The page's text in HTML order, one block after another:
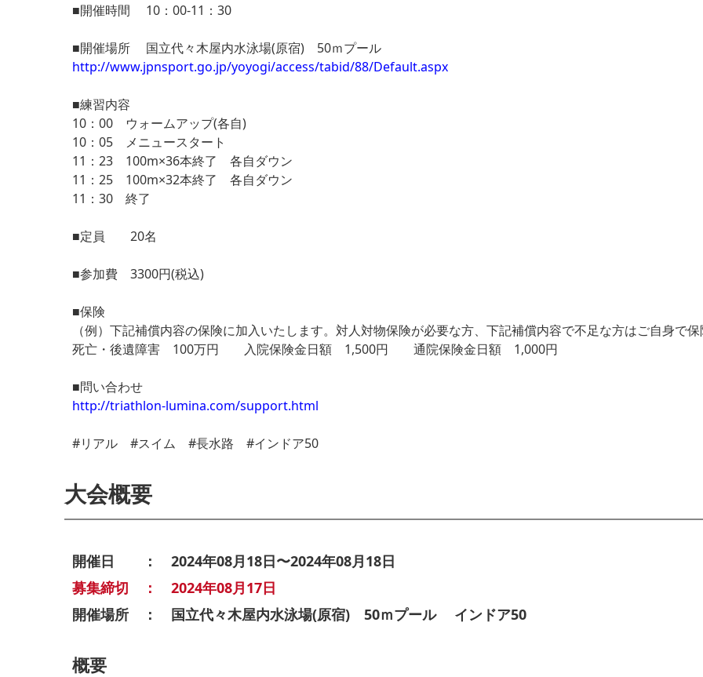
■開催時間 10：00-11：30
■開催場所 国立代々木屋内水泳場(原宿) 50ｍプール
http://www.jpnsport.go.jp/yoyogi/access/tabid/88/Default.aspx
■練習内容
10：00 ウォームアップ(各自)
10：05 メニュースタート
11：23 100m×36本終了 各自ダウン
11：25 100m×32本終了 各自ダウン
11：30 終了
■定員 20名
■参加費 3300円(税込)
■保険
（例）下記補償内容の保険に加入いたします。対人対物保険が必要な方、下記補償内容で不足な方はご自身で保
死亡・後遺障害 100万円 入院保険金日額 1,500円 通院保険金日額 1,000円
■問い合わせ
http://triathlon-lumina.com/support.html
#リアル #スイム #長水路 #インドア50
大会概要
開催日 ： 2024年08月18日〜2024年08月18日
募集締切 ： 2024年08月17日
開催場所 ： 国立代々木屋内水泳場(原宿) 50ｍプール インドア50
概要